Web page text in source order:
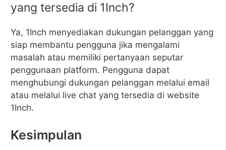
yang tersedia di 1Inch?
Ya, 1Inch menyediakan dukungan pelanggan yang
siap membantu pengguna jika mengalami
masalah atau memiliki pertanyaan seputar
penggunaan platform. Pengguna dapat
menghubungi dukungan pelanggan melalui email
atau melalui live chat yang tersedia di website
1Inch.
Kesimpulan